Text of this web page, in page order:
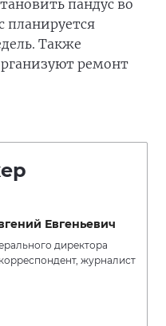
пандус во
планируется
Также
ремонт
Евгеньевич
директора
журналист